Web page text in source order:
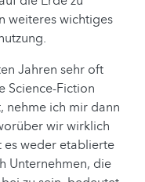
weiteres wichtiges
Jahren sehr oft
Science-Fiction
nehme ich mir dann
wir wirklich
es weder etablierte
Unternehmen, die